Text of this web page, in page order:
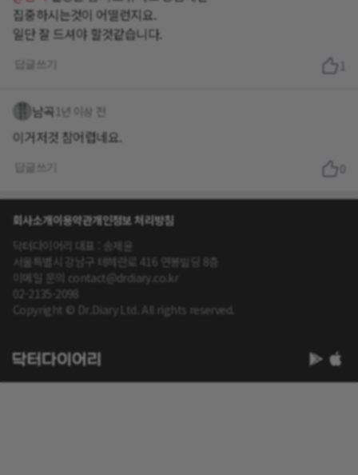
집중하시는것이 어떨런지요.
일단 잘 드셔야 할것같습니다.
답글쓰기 1
남곡 1년 이상 전
이거저것 참어렵네요.
답글쓰기
회사소개이용약관개인정보 처리방침
닥터다이어리 대표 : 송제윤
서울특별시 강남구 테헤란로 416 연봉빌딩 8층
이메일 문의 contact@drdiary.co.kr
02-2135-2098
Copyright © Dr.Diary Ltd. All rights reserved.